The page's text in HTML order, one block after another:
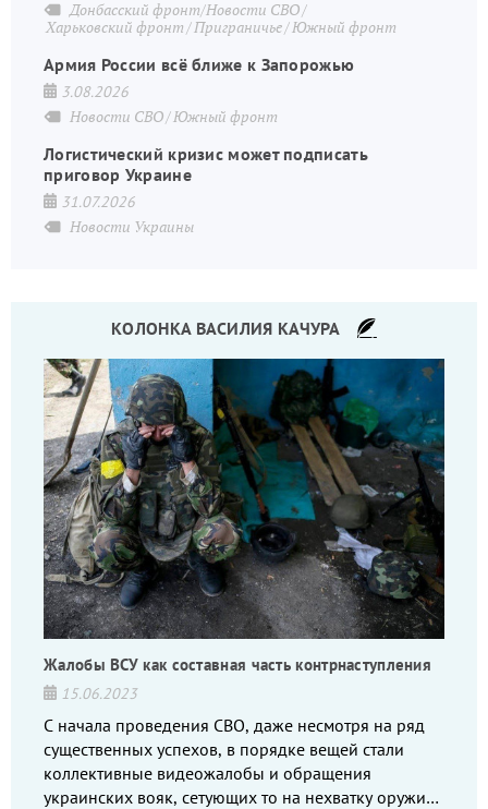
Донбасский фронт/Новости СВО
Харьковский фронт Приграничье Южный фронт
Армия России всё ближе к Запорожью
3.08.2026
Новости СВО Южный фронт
Логистический кризис может подписать
приговор Украине
31.07.2026
Новости Украины
КОЛОНКА ВАСИЛИЯ КАЧУРА
Жалобы ВСУ как составная часть контрнаступления
15.06.2023
С начала проведения СВО, даже несмотря на ряд
существенных успехов, в порядке вещей стали
коллективные видеожалобы и обращения
украинских вояк, сетующих то на нехватку оружия,